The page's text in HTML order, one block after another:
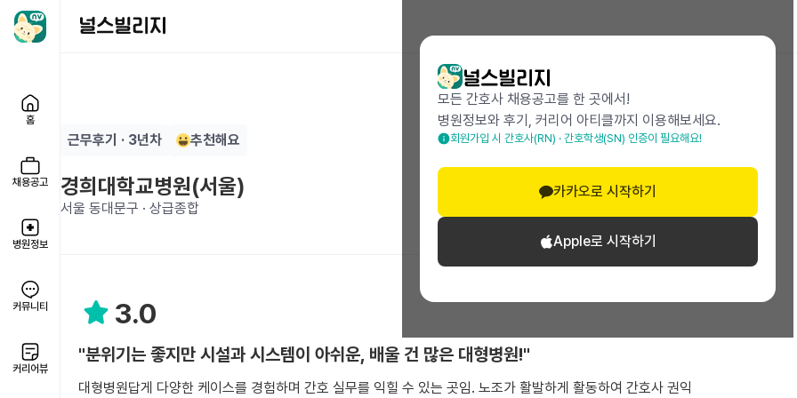
홈
채용공고
병원정보
커뮤니티
커리어뷰
근무후기 · 3년차 추천해요 23.03 작성
경희대학교병원(서울)
서울 동대문구 · 상급종합
3.0
"분위기는 좋지만 시설과 시스템이 아쉬운, 배울 건 많은 대형병원!"
대형병원답게 다양한 케이스를 경험하며 간호 실무를 익힐 수 있는 곳임. 노조가 활발하게 활동하여 간호사 권익
모든 간호사 채용공고를 한 곳에서!
병원정보와 후기, 커리어 아티클까지 이용해보세요.
회원가입 시 간호사(RN) · 간호학생(SN) 인증이 필요해요!
카카오로 시작하기
Apple로 시작하기